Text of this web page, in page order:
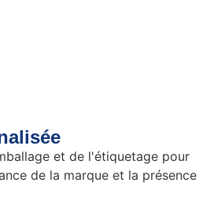
et de l'étiquetage pour
de la marque et la présence